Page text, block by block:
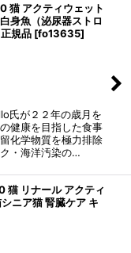
猫 アクティウェット
身魚（泌尿器ストロ
規品 [fo13635]
氏が２２年の歳月を
健康を目指した食事
化学物質を極力排除
・海洋汚染の…
猫 リナール アクティ
ニア猫 腎臓ケア キ